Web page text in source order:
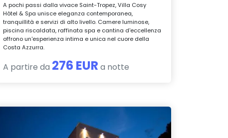
A pochi passi dalla vivace Saint-Tropez, Villa Cosy
Hôtel & Spa unisce eleganza contemporanea,
tranquillità e servizi di alto livello. Camere luminose,
piscina riscaldata, raffinata spa e cantina d'eccellenza
offrono un'esperienza intima e unica nel cuore della
Costa Azzurra.
A partire da 276 EUR a notte